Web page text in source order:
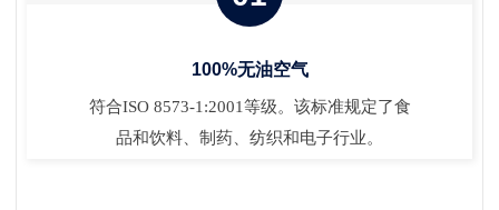
100%无油空气
符合ISO 8573-1:2001等级。该标准规定了食
品和饮料、制药、纺织和电子行业。